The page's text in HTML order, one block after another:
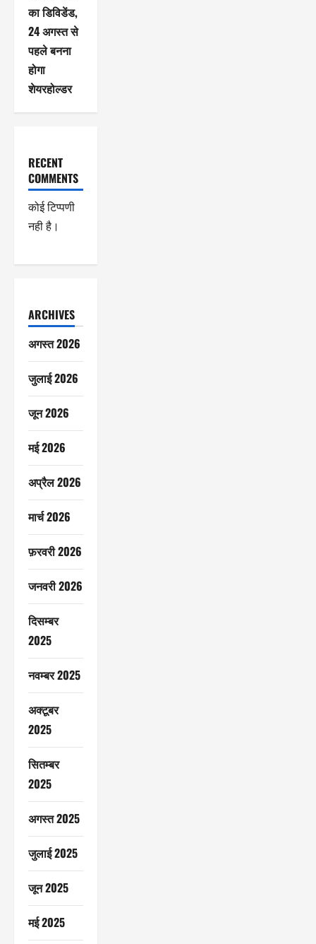
का डिविडेंड,
24 अगस्त से
पहले बनना
होगा
शेयरहोल्डर
RECENT
COMMENTS
कोई टिप्पणी
नही है।
ARCHIVES
अगस्त 2026
जुलाई 2026
जून 2026
मई 2026
अप्रैल 2026
मार्च 2026
फ़रवरी 2026
जनवरी 2026
दिसम्बर
2025
नवम्बर 2025
अक्टूबर
2025
सितम्बर
2025
अगस्त 2025
जुलाई 2025
जून 2025
मई 2025